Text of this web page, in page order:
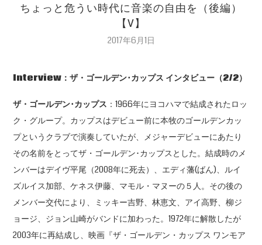
ちょっと危うい時代に音楽の自由を（後編）
【V】
2017年6月1日
Interview ：ザ・ゴールデン･カップス インタビュー（2/2）
ザ・ゴールデン･カップス ：1966年にヨコハマで結成されたロッ
ク・グループ。カップスはデビュー前に本牧のゴールデンカッ
プというクラブで演奏していたが、メジャーデビューにあたり
その名前をとってザ・ゴールデン･カップスとした。結成時のメ
ンバーはデイヴ平尾（2008年に死去）、エディ藩(ばん)、ルイ
ズルイス加部、ケネス伊藤、マモル・マヌーの５人。その後の
メンバー交代により、ミッキー吉野、林恵文、アイ高野、柳ジ
ョージ、ジョン山崎がバンドに加わった。1972年に解散したが
2003年に再結成し、映画『ザ・ゴールデン・カップス ワンモア